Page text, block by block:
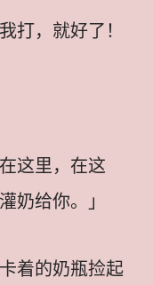
打，就好了！
这里，在这
奶给你。」
着的奶瓶捡起